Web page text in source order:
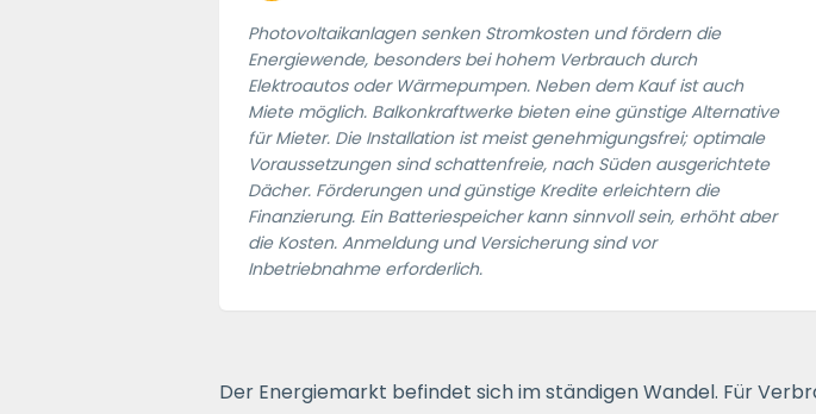
Photovoltaikanlagen senken Stromkosten und fördern die
Energiewende, besonders bei hohem Verbrauch durch
Elektroautos oder Wärmepumpen. Neben dem Kauf ist auch
Miete möglich. Balkonkraftwerke bieten eine günstige Alternative
für Mieter. Die Installation ist meist genehmigungsfrei; optimale
Voraussetzungen sind schattenfreie, nach Süden ausgerichtete
Dächer. Förderungen und günstige Kredite erleichtern die
Finanzierung. Ein Batteriespeicher kann sinnvoll sein, erhöht aber
die Kosten. Anmeldung und Versicherung sind vor
Inbetriebnahme erforderlich.
Der Energiemarkt befindet sich im ständigen Wandel. Für